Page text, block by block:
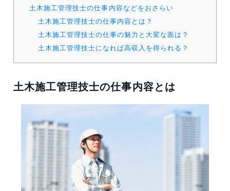
土木施工管理技士の仕事内容などをおさらい
土木施工管理技士の仕事内容とは？
土木施工管理技士の仕事の魅力と大変な面は？
土木施工管理技士になれば高収入を得られる？
土木施工管理技士の仕事内容とは